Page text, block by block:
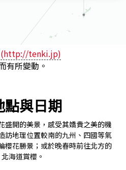
(http://tenki.jp)
有所變動。
點與日期
盛開的美景，感受其嬌貴之美的機
訪地理位置較南的九州、四國等氣
櫻花勝景；或於晚春時前往北方的
海道賞櫻。